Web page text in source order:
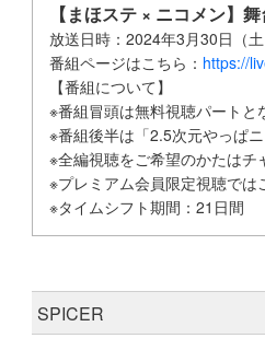
【まほステ × ニコメン】
放送日時：2024年3月30日（
番組ページはこちら： https://
【番組について】
※番組冒頭は無料視聴パートと
※番組後半は「2.5次元やっぱ
※全編視聴をご希望のかたはチ
※プレミアム会員限定視聴では
※タイムシフト期間：21日間
SPICER